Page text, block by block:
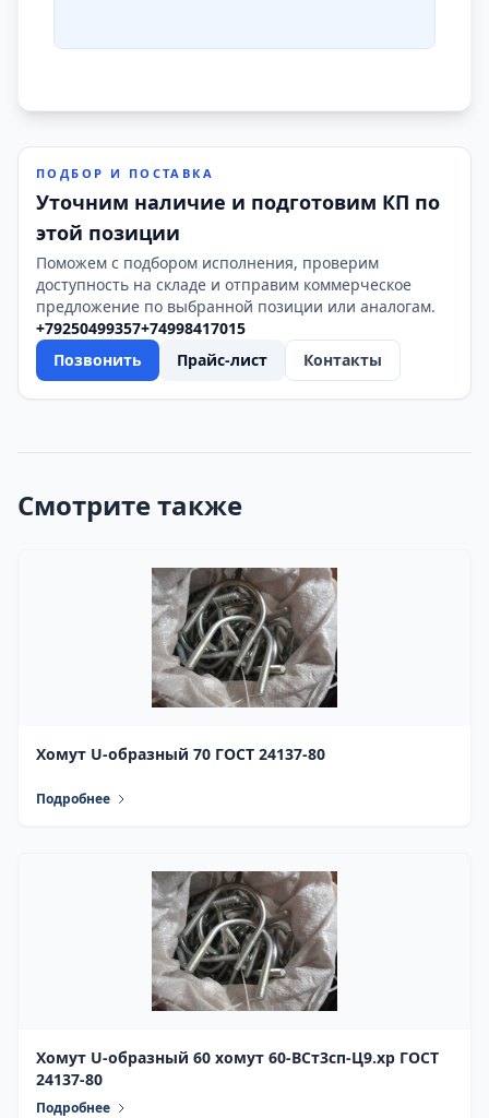
ПОДБОР И ПОСТАВКА
Уточним наличие и подготовим КП по
этой позиции
Поможем с подбором исполнения, проверим
доступность на складе и отправим коммерческое
предложение по выбранной позиции или аналогам.
+79250499357+74998417015
Позвонить
Прайс-лист Контакты
Смотрите также
Хомут U-образный 70 ГОСТ 24137-80
Подробнее
Хомут U-образный 60 хомут 60-ВСт3сп-Ц9.хр ГОСТ
24137-80
Подробнее